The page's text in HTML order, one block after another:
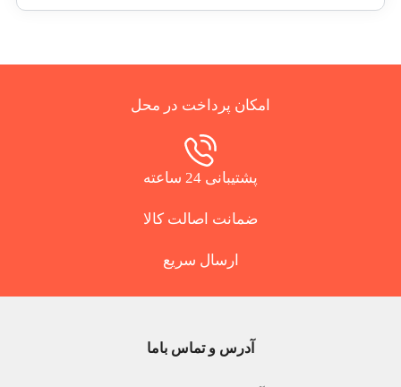
امکان پرداخت در محل
پشتیبانی 24 ساعته
ضمانت اصالت کالا
ارسال سریع
آدرس و تماس باما